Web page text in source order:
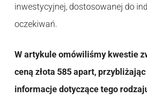
inwestycyjnej, dostosowanej do
oczekiwań.
W artykule omówiliśmy kwestie
ceną złota 585 apart,
informacje dotyczące tego